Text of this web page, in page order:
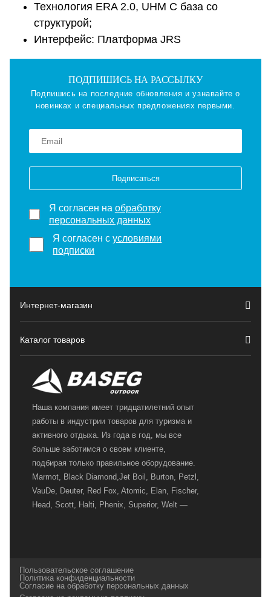
Технология ERA 2.0, UHM C база со
структурой;
Интерфейс: Платформа JRS
ПОДПИШИСЬ НА РАССЫЛКУ
Подпишись на последние обновления и узнавайте о
новинках и специальных предложениях первыми.
Подписаться
Я согласен на обработку
персональных данных
Я согласен сусловиями
подписки
Интернет-магазин
Каталог товаров
Наша компания имеет тридцатилетний опыт
работы в индустрии товаров для туризма и
активного отдыха. Из года в год, мы все
больше заботимся о своем клиенте,
подбирая только правильное оборудование.
Marmot, Black Diamond,Jet Boil, Burton, Petzl,
VauDe, Deuter, Red Fox, Atomic, Elan, Fischer,
Head, Scott, Halti, Phenix, Superior, Welt —
и взыскательных путешественников,
спортсменов и отдыхающих.
Пользовательское соглашение
Политика конфиденциальности
Согласие на обработку персональных данных